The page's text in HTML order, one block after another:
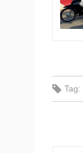
Tag: